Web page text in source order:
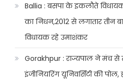
Ballia : बसपा के इकलौते
का निधन,2012 से लगातार तीन
विधायक रहे उमाशंकर
Gorakhpur : राज्यपाल ने मंच से
इंजीनियरिंग यूनिवर्सिटी की